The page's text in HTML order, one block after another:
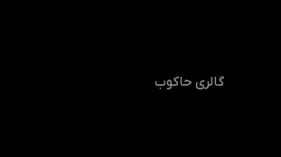
گالری حاکوب